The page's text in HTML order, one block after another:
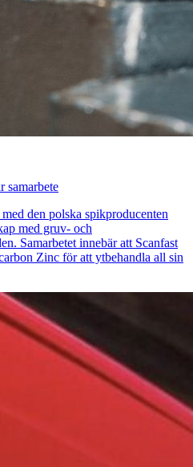
samarbete
den polska spikproducenten
med gruv- och
Samarbetet innebär att Scanfast
Zinc för att ytbehandla all sin